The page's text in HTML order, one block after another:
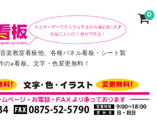
楽教室看板他、各種パネル看板・シート製
のe看板。文字・色変更無料！
0